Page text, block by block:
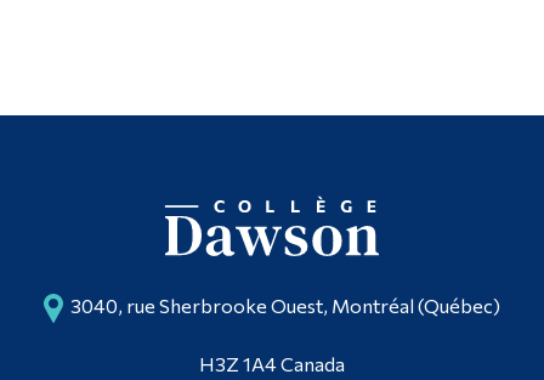
3040, rue Sherbrooke Ouest, Montréal (Québec)
H3Z 1A4 Canada